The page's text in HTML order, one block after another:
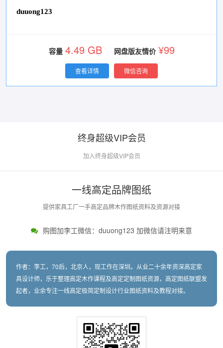
duuong123
容量 4.49 GB 网盘版友情价 ¥99
查看详情 微信咨询
终身超级VIP会员
加入终身超级VIP会员
一线高定品牌图纸
提供家具工厂一手高定品牌木作图纸资料及资源对接
购图加李工微信：duuong123 加微信请注明来意
作者：李工，70后，北京人，现工作在深圳。从业二十余年资深高定家
具设计师，乐于整理高定木作课程及高定定制图纸资源，高定图纸联盟发
起者，业余专注一线高定极简定制设计行业图纸资料及教程对接。